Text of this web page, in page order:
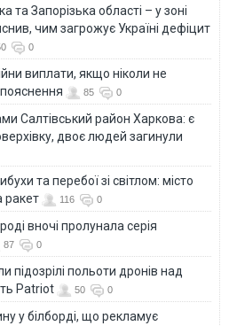
та Запорізька області – у зоні
чим загрожує Україні дефіцит
0
виплати, якщо ніколи не
85 0
Салтівський район Харкова: є
двоє людей загинули
та перебої зі світлом: місто
ракет
116 0
вночі пролунала серія
87 0
підозрілі польоти дронів над
Patriot
50 0
у білборді, що рекламує